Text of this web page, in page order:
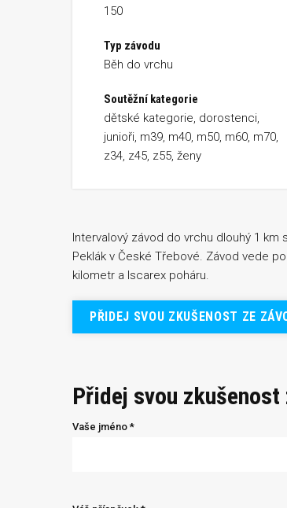
150
Typ závodu
Běh do vrchu
Soutěžní kategorie
dětské kategorie, dorostenci,
junioři, m39, m40, m50, m60, m70,
z34, z45, z55, ženy
Intervalový závod do vrchu dlouhý 1
Peklák v České Třebové. Závod vede
kilometr a Iscarex poháru.
PŘIDEJ SVOU ZKUŠENOST ZE
Přidej svou zkušenost
Vaše jméno *